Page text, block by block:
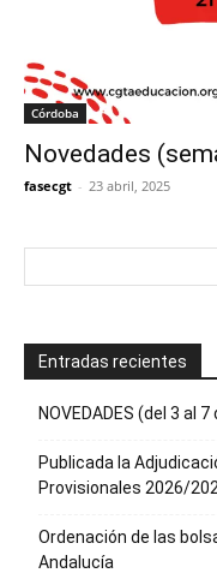
Córdoba
Novedades
fasecgt - 23 abril, 2025
Entradas recientes
NOVEDADES (del 3 al
Publicada la
Provisionales 2026/
Ordenación de las
Andalucía